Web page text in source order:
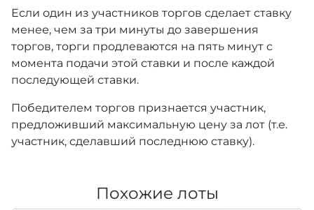
Если один из участников торгов сделает ставку
менее, чем за три минуты до завершения
торгов, торги продлеваются на пять минут с
момента подачи этой ставки и после каждой
последующей ставки.
Победителем торгов признается участник,
предложивший максимальную цену за лот (т.е.
участник, сделавший последнюю ставку).
Похожие лоты